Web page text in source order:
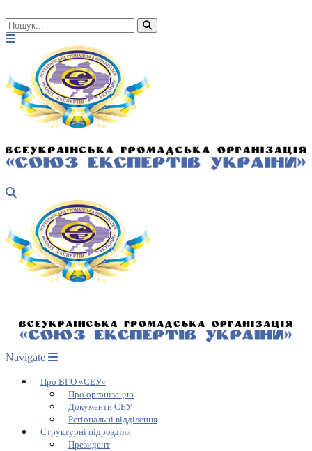
Navigate
Про ВГО «СЕУ»
Про організацію
Документи СЕУ
Регіональні відділення
Структурні підрозділи
Президент